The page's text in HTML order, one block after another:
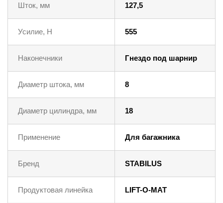
Шток, мм 127,5
Усилие, Н 555
Наконечники Гнездо под шарнир
Диаметр штока, мм 8
Диаметр цилиндра, мм 18
Применение Для багажника
Бренд STABILUS
Продуктовая линейка LIFT-O-MAT